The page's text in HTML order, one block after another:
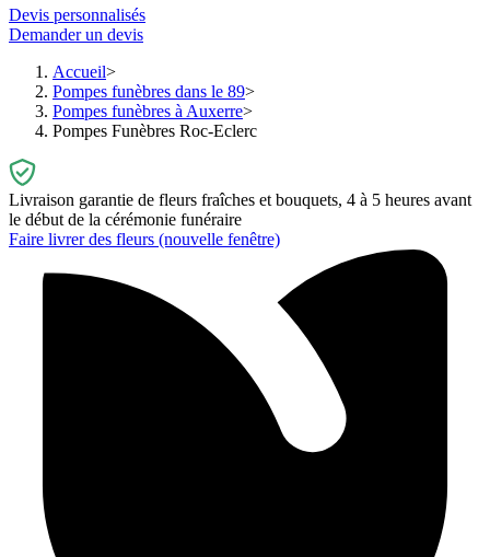
Devis personnalisés
Demander un devis
Accueil
Pompes funèbres dans le 89
Pompes funèbres à Auxerre
Pompes Funèbres Roc-Eclerc
Livraison garantie de fleurs fraîches et bouquets, 4 à 5 heures avant
le début de la cérémonie funéraire
Faire livrer des fleurs (nouvelle fenêtre)